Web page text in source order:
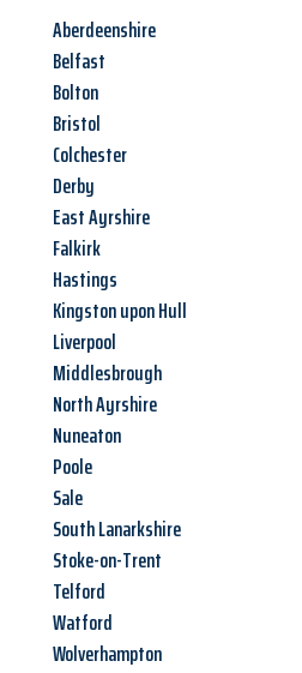
Aberdeenshire
Belfast
Bolton
Bristol
Colchester
Derby
East Ayrshire
Falkirk
Hastings
Kingston upon Hull
Liverpool
Middlesbrough
North Ayrshire
Nuneaton
Poole
Sale
South Lanarkshire
Stoke-on-Trent
Telford
Watford
Wolverhampton